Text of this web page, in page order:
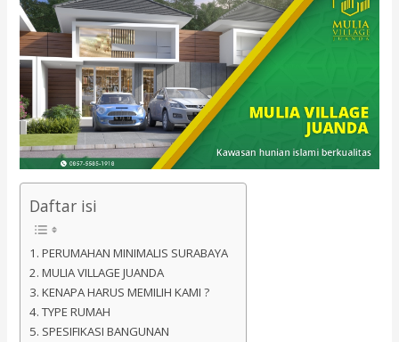
Daftar isi
PERUMAHAN MINIMALIS SURABAYA
MULIA VILLAGE JUANDA
KENAPA HARUS MEMILIH KAMI ?
TYPE RUMAH
SPESIFIKASI BANGUNAN